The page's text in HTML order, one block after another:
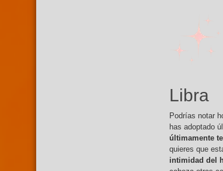
Libra
Podrías notar
has adoptado
últimamente
quieres que
intimidad del